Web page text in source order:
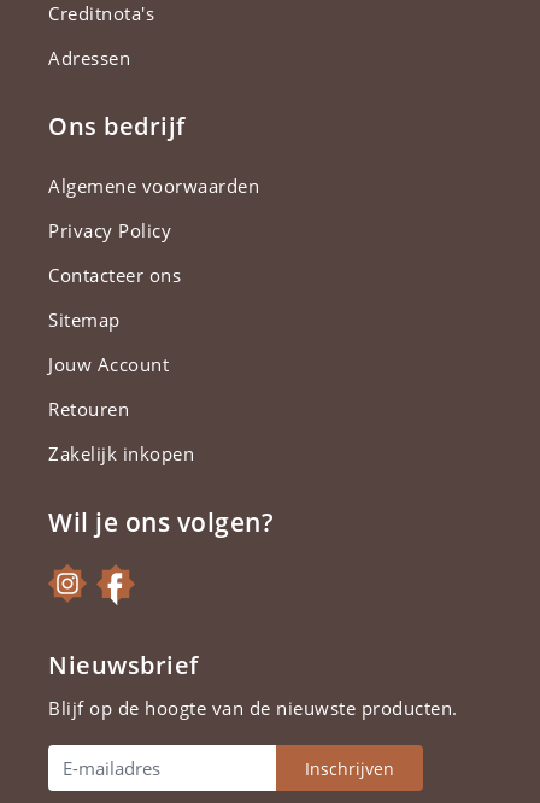
Creditnota's
Adressen
Ons bedrijf
Algemene voorwaarden
Privacy Policy
Contacteer ons
Sitemap
Jouw Account
Retouren
Zakelijk inkopen
Wil je ons volgen?
Nieuwsbrief
Blijf op de hoogte van de nieuwste producten.
Inschrijven